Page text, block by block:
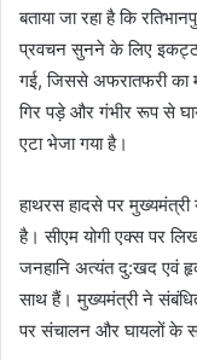
बताया जा रहा है कि
प्रवचन सुनने के लिए
गई, जिससे अफरातफरी का
गिर पड़े और गंभीर रूप से
एटा भेजा गया है।
हाथरस हादसे पर
है। सीएम योगी एक्स पर
जनहानि अत्यंत दु:खद एवं
साथ हैं। मुख्यमंत्री ने संबंधित
पर संचालन और घायलों के